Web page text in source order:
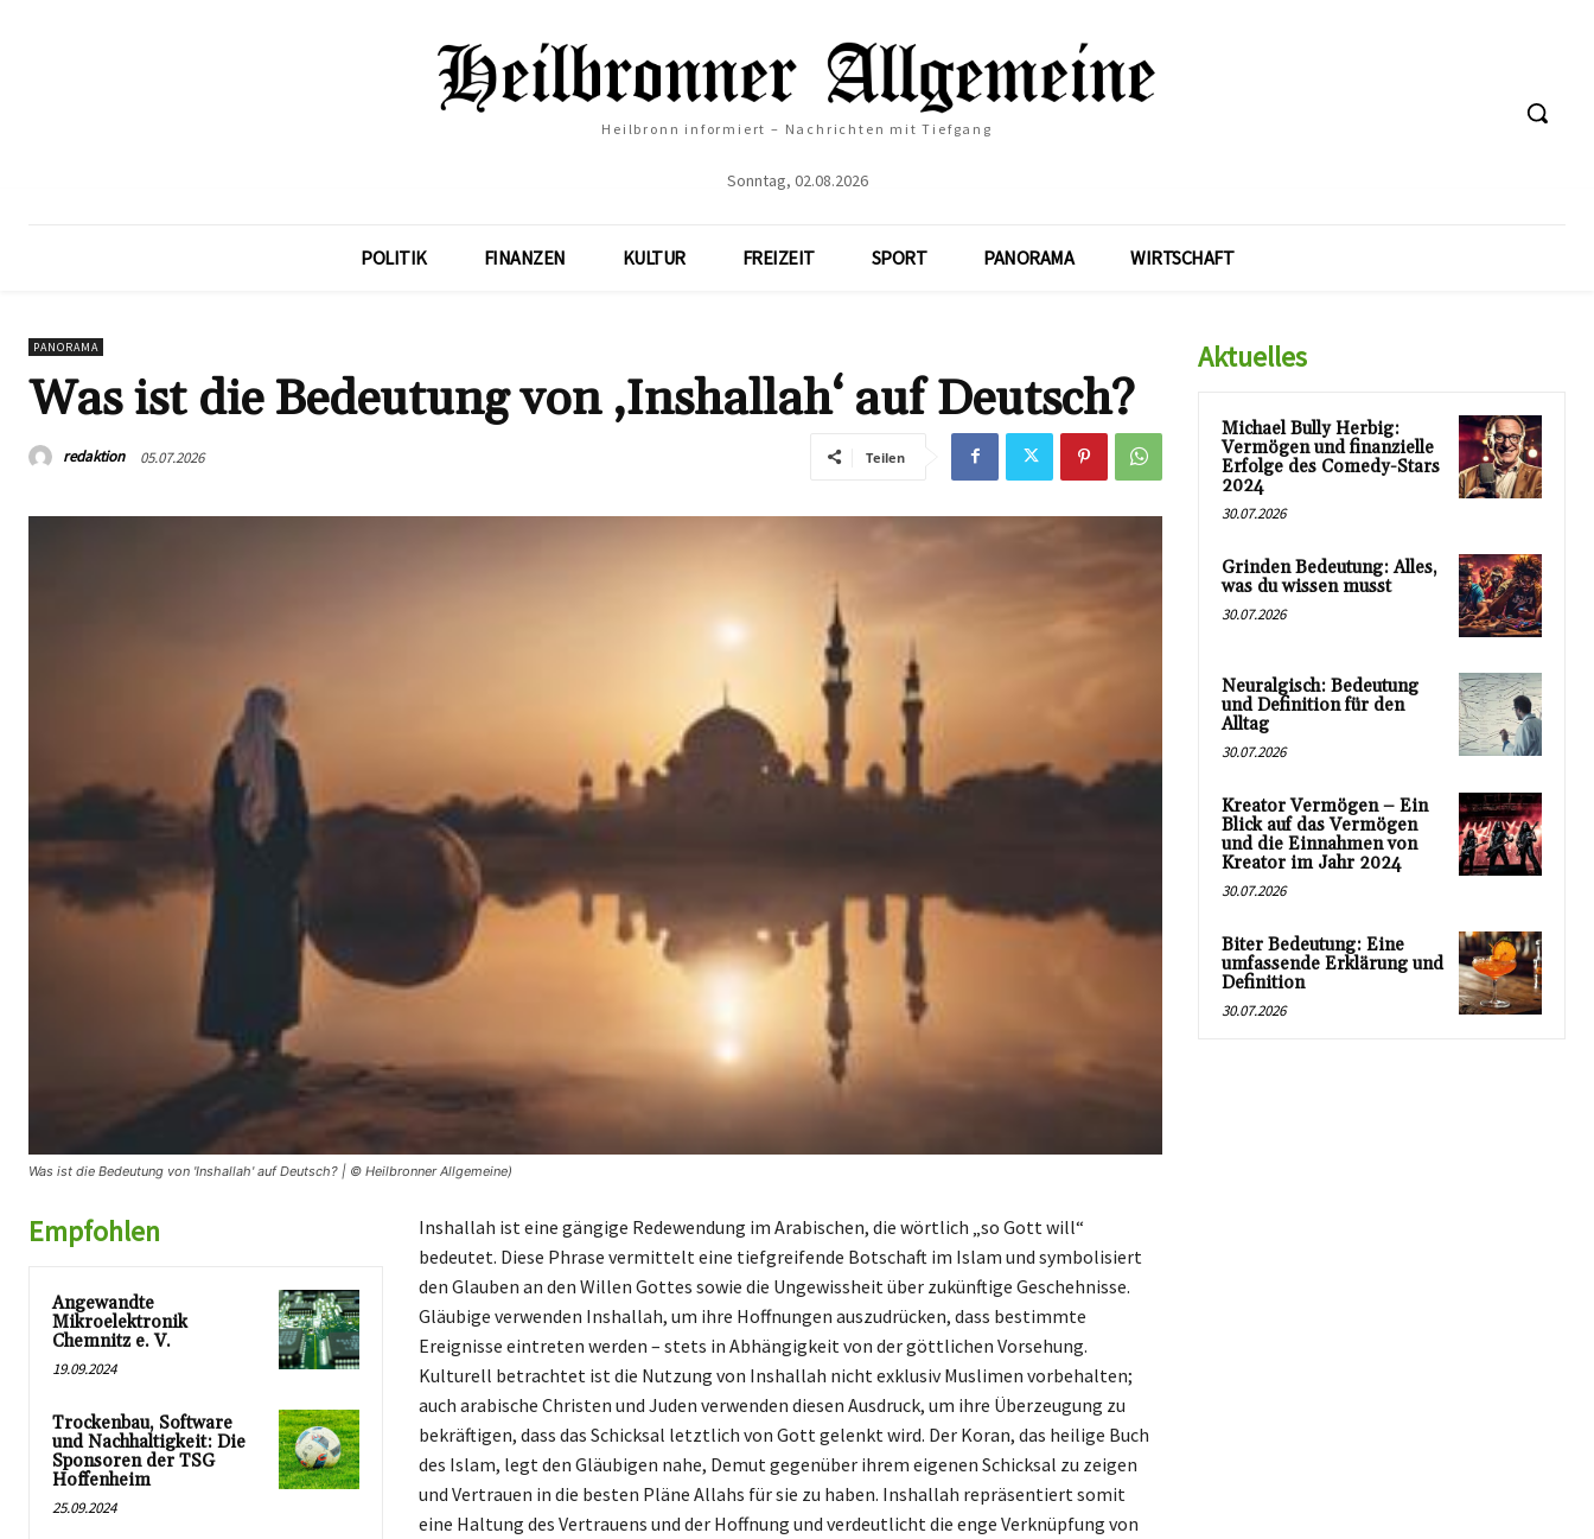
Heilbronn informiert – Nachrichten mit Tiefgang
Sonntag, 02.08.2026
POLITIK FINANZEN KULTUR FREIZEIT SPORT PANORAMA WIRTSCHAFT
PANORAMA
Was ist die Bedeutung von ‚Inshallah‘ auf Deutsch?
redaktion 05.07.2026 Teilen
Was ist die Bedeutung von 'Inshallah' auf Deutsch? | © Heilbronner Allgemeine)
Empfohlen
Angewandte
Mikroelektronik
Chemnitz e. V.
19.09.2024
Trockenbau, Software
und Nachhaltigkeit: Die
Sponsoren der TSG
Hoffenheim
25.09.2024
Inshallah ist eine gängige Redewendung im Arabischen, die wörtlich „so Gott will“
bedeutet. Diese Phrase vermittelt eine tiefgreifende Botschaft im Islam und symbolisiert
den Glauben an den Willen Gottes sowie die Ungewissheit über zukünftige Geschehnisse.
Gläubige verwenden Inshallah, um ihre Hoffnungen auszudrücken, dass bestimmte
Ereignisse eintreten werden – stets in Abhängigkeit von der göttlichen Vorsehung.
Kulturell betrachtet ist die Nutzung von Inshallah nicht exklusiv Muslimen vorbehalten;
auch arabische Christen und Juden verwenden diesen Ausdruck, um ihre Überzeugung zu
bekräftigen, dass das Schicksal letztlich von Gott gelenkt wird. Der Koran, das heilige Buch
des Islam, legt den Gläubigen nahe, Demut gegenüber ihrem eigenen Schicksal zu zeigen
und Vertrauen in die besten Pläne Allahs für sie zu haben. Inshallah repräsentiert somit
eine Haltung des Vertrauens und der Hoffnung und verdeutlicht die enge Verknüpfung von
Aktuelles
Michael Bully Herbig:
Vermögen und finanzielle
Erfolge des Comedy-Stars
2024
30.07.2026
Grinden Bedeutung: Alles,
was du wissen musst
30.07.2026
Neuralgisch: Bedeutung
und Definition für den
Alltag
30.07.2026
Kreator Vermögen – Ein
Blick auf das Vermögen
und die Einnahmen von
Kreator im Jahr 2024
30.07.2026
Biter Bedeutung: Eine
umfassende Erklärung und
Definition
30.07.2026